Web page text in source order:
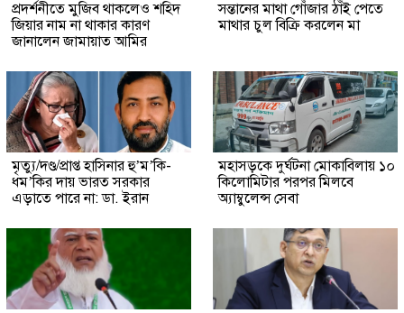
প্রদর্শনীতে মুজিব থাকলেও শহিদ
জিয়ার নাম না থাকার কারণ
জানালেন জামায়াত আমির
সন্তানের মাথা গোঁজার ঠাঁই পেতে
মাথার চুল বিক্রি করলেন মা
মৃত্যু/দণ্ড/প্রাপ্ত হাসিনার হু’ম’কি-
ধম’কির দায় ভারত সরকার
এড়াতে পারে না: ডা. ইরান
মহাসড়কে দুর্ঘটনা মোকাবিলায় ১০
কিলোমিটার পরপর মিলবে
অ্যাম্বুলেন্স সেবা